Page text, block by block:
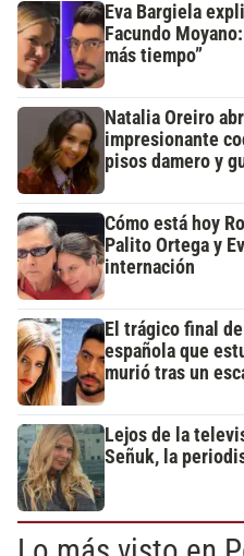
Eva Bargiela
Facundo
más tiempo”
Natalia Oreiro
impresionante
pisos damero y
Cómo está hoy
Palito Ortega y
internación
El trágico final
española que
murió tras un
Lejos de la
Señuk, la